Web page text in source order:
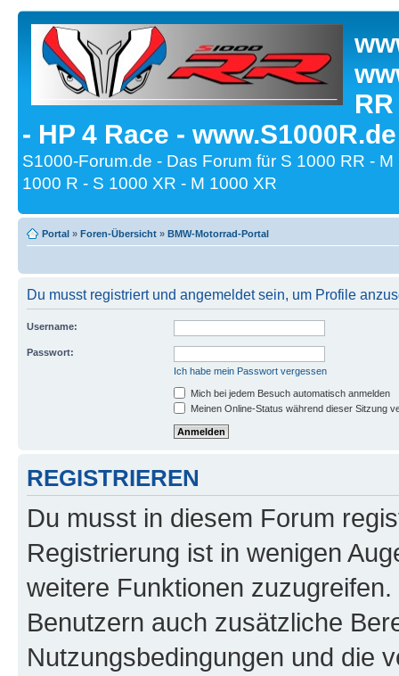
- HP 4 Race -
S1000-Forum.de - Das Forum für S 1000 RR -
1000 R - S 1000 XR - M 1000 XR
Portal » Foren-Übersicht » BMW-Motorrad-Portal
Du musst registriert und angemeldet sein, um Profile
Username:
Passwort:
Ich habe mein Passwort vergessen
Mich bei jedem Besuch automatisch anmelden
Meinen Online-Status während dieser Sitzung
REGISTRIEREN
Du musst in diesem Forum
Registrierung ist in wenigen
weitere Funktionen
Benutzern auch zusätzliche
Nutzungsbedingungen und die